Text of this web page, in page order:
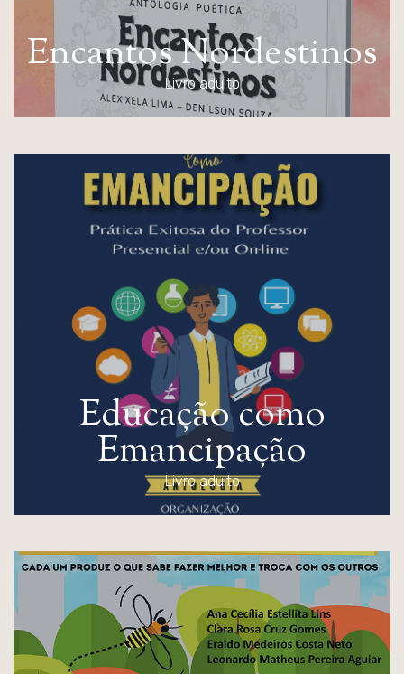
EncantosNordestinos
Livro adulto
Educaçãocomo
Emancipação
Livro adulto